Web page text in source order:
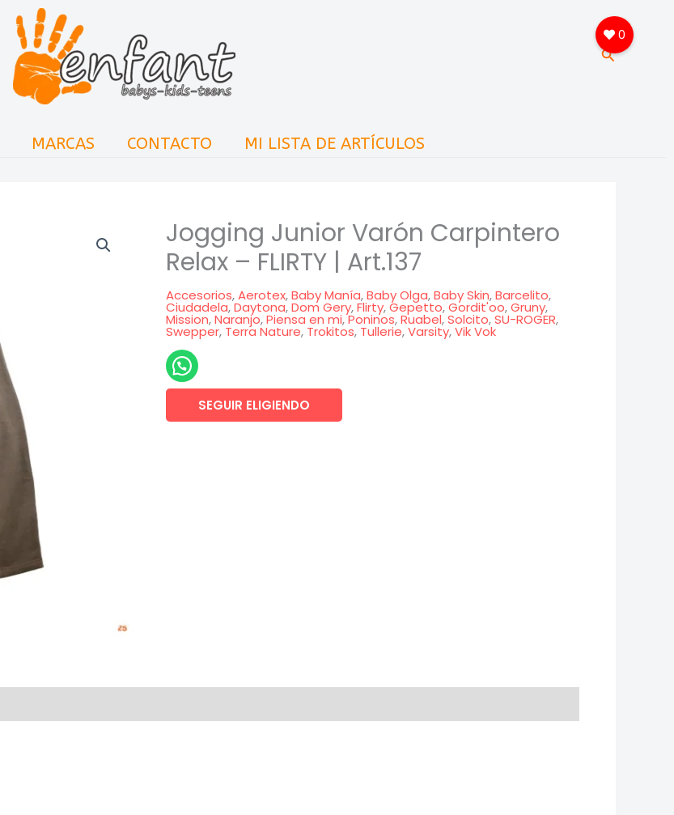
Buscar
MARCAS CONTACTO MI LISTA DE ARTÍCULOS
0
Jogging Junior Varón Carpintero
Relax – FLIRTY | Art.137
Accesorios,Aerotex,Baby Manía,Baby Olga,Baby Skin,Barcelito,
Ciudadela,Daytona,Dom Gery,Flirty,Gepetto,Gordit'oo,Gruny,
Mission,Naranjo,Piensa en mi,Poninos,Ruabel,Solcito,SU-ROGER,
Swepper, Terra Nature, Trokitos, Tullerie,Varsity,Vik Vok
SEGUIR ELIGIENDO